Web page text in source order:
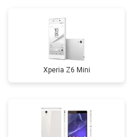
Xperia Z6 Mini